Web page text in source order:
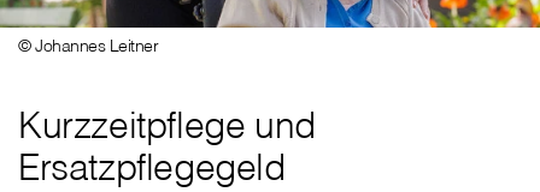
© Johannes Leitner
Kurzzeitpflege und
Ersatzpflegegeld